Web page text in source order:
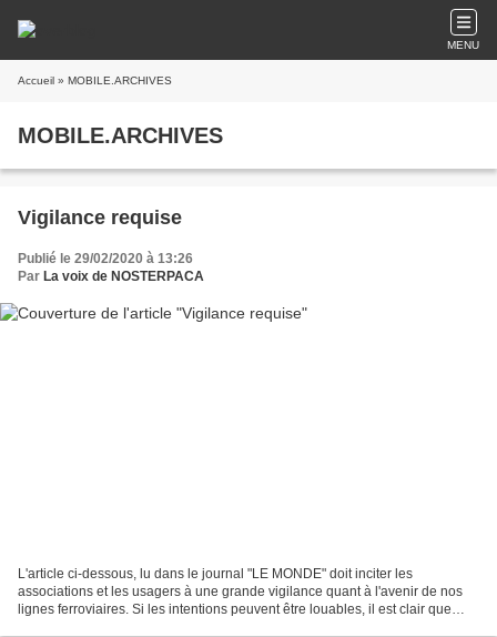
MENU
Accueil » MOBILE.ARCHIVES
MOBILE.ARCHIVES
Vigilance requise
Publié le 29/02/2020 à 13:26
Par La voix de NOSTERPACA
L'article ci-dessous, lu dans le journal "LE MONDE" doit inciter les
associations et les usagers à une grande vigilance quant à l'avenir de nos
lignes ferroviaires. Si les intentions peuvent être louables, il est clair que